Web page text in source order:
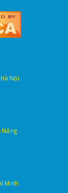
Nội.
Nẵng
Minh